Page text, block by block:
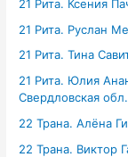
21 Рита. Ксения
21 Рита. Руслан
21 Рита. Тина
21 Рита. Юлия
Свердловская обл.
22 Трана. Алёна
22 Трана. Виктор